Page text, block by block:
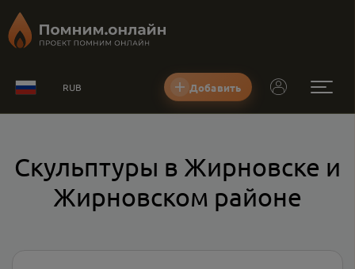
RUB Добавить
Скульптуры в Жирновске и
Жирновском районе